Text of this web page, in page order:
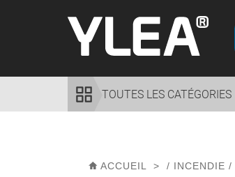
TOUTES LES CATÉGORIES
ACCUEIL > / INCENDIE /